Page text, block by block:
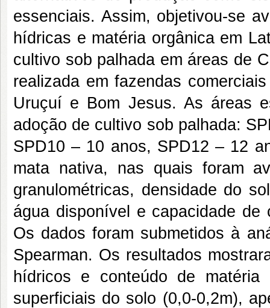
essenciais. Assim, objetivou-se
hídricas e matéria orgânica em
cultivo sob palhada em áreas de
realizada em fazendas
Uruçuí e Bom Jesus. As áreas
adoção de cultivo sob palhada:
SPD10 – 10 anos, SPD12 – 12
mata nativa, nas quais foram
granulométricas, densidade do
água disponível e capacidade
Os dados foram submetidos à
Spearman. Os resultados
hídricos e conteúdo de matéria
superficiais do solo (0,0-0,2m),